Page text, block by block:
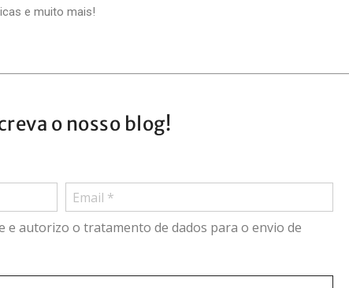
e muito mais!
o nosso blog!
e autorizo o tratamento de dados para o envio de